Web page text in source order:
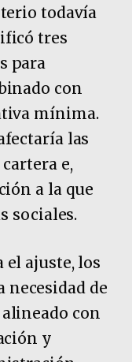
todavía
tres
para
con
mínima.
las
e,
a la que
sociales.
ajuste, los
de
con
y